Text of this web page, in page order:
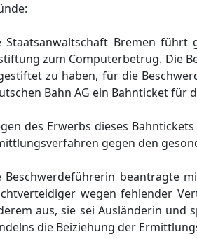
Staatsanwaltschaft Bremen
zum Computerbetrug. Die
zu haben, für die
Bahn AG ein Bahnticket für
des Erwerbs dieses
gegen den
Beschwerdeführerin beantragte
wegen fehlender
aus, sie sei Ausländerin und
die Beiziehung der